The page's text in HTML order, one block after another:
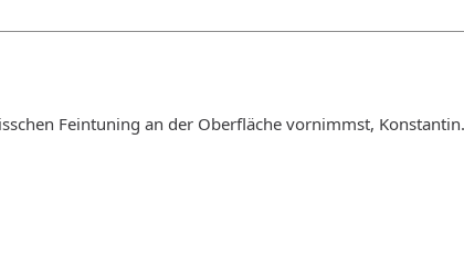
Feintuning an der Oberfläche vornimmst, Konstantin.